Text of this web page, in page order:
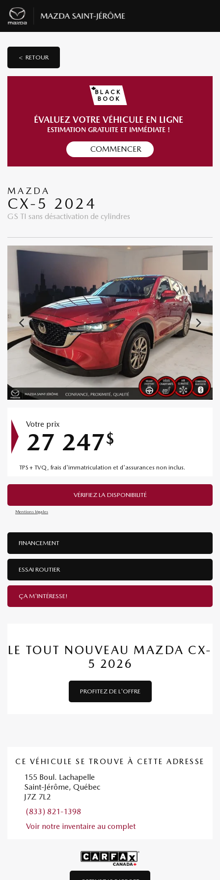
< RETOUR
ÉVALUEZ VOTRE VÉHICULE EN LIGNE
ESTIMATION GRATUITE ET IMMÉDIATE !
COMMENCER
MAZDA
CX-5 2024
GS TI sans désactivation de cylindres
Votre prix
27 247$
TPS + TVQ, frais d'immatriculation et d'assurances non inclus.
VÉRIFIEZ LA DISPONIBILITÉ
Mentions légales
FINANCEMENT
ESSAI ROUTIER
ÇA M'INTÉRESSE!
LE TOUT NOUVEAU MAZDA CX-
5 2026
PROFITEZ DE L'OFFRE
CE VÉHICULE SE TROUVE À CETTE ADRESSE
155 Boul. Lachapelle
Saint-Jérôme, Québec
J7Z 7L2
(833) 821-1398
Voir notre inventaire au complet